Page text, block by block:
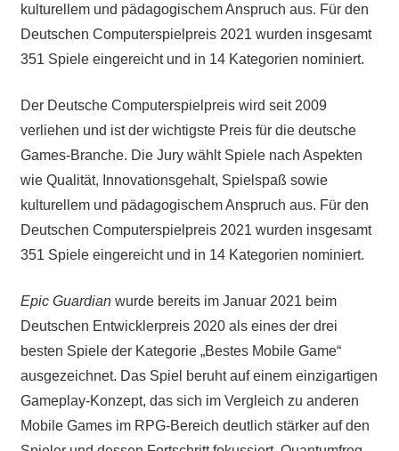
kulturellem und pädagogischem Anspruch aus. Für den
Deutschen Computerspielpreis 2021 wurden insgesamt
351 Spiele eingereicht und in 14 Kategorien nominiert.
Der Deutsche Computerspielpreis wird seit 2009
verliehen und ist der wichtigste Preis für die deutsche
Games-Branche. Die Jury wählt Spiele nach Aspekten
wie Qualität, Innovationsgehalt, Spielspaß sowie
kulturellem und pädagogischem Anspruch aus. Für den
Deutschen Computerspielpreis 2021 wurden insgesamt
351 Spiele eingereicht und in 14 Kategorien nominiert.
Epic Guardianwurde bereits im Januar 2021 beim
Deutschen Entwicklerpreis 2020 als eines der drei
besten Spiele der Kategorie „Bestes Mobile Game“
ausgezeichnet. Das Spiel beruht auf einem einzigartigen
Gameplay-Konzept, das sich im Vergleich zu anderen
Mobile Games im RPG-Bereich deutlich stärker auf den